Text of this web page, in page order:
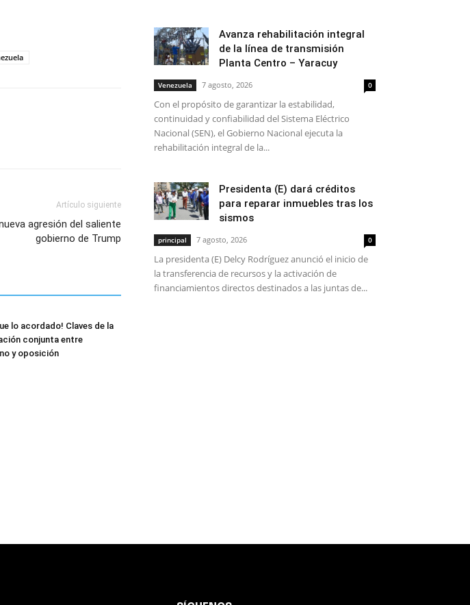
Artículo siguiente
agresión del saliente
gobierno de Trump
lo acordado! Claves de la
conjunta entre
y oposición
Avanza rehabilitación integral
de la línea de transmisión
Planta Centro – Yaracuy
Venezuela 7 agosto, 2026 0
Con el propósito de garantizar la estabilidad,
continuidad y confiabilidad del Sistema Eléctrico
Nacional (SEN), el Gobierno Nacional ejecuta la
rehabilitación integral de la...
Presidenta (E) dará créditos
para reparar inmuebles tras los
sismos
principal 7 agosto, 2026 0
La presidenta (E) Delcy Rodríguez anunció el inicio de
la transferencia de recursos y la activación de
financiamientos directos destinados a las juntas de...